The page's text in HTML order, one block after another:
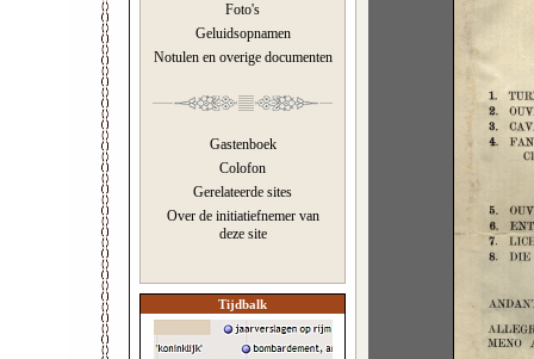
Foto's
Geluidsopnamen
Notulen en overige documenten
Gastenboek
Colofon
Gerelateerde sites
Over de initiatiefnemer van
deze site
Tijdbalk